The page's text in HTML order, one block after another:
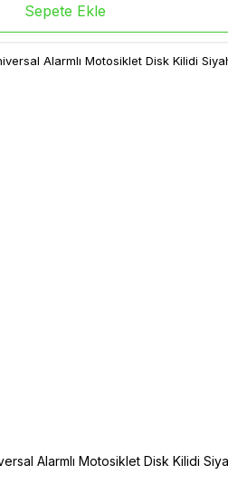
Sepete Ekle
Alarmlı Motosiklet Disk Kilidi